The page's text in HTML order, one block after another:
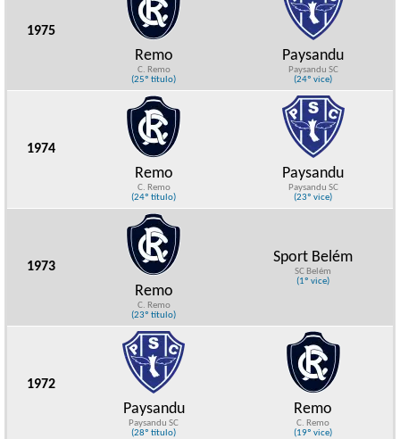
1975
Remo
C. Remo
(25º título)
Paysandu
Paysandu SC
(24º vice)
1974
Remo
C. Remo
(24º título)
Paysandu
Paysandu SC
(23º vice)
1973
Remo
C. Remo
(23º título)
Sport Belém
SC Belém
(1º vice)
1972
Paysandu
Paysandu SC
(28º título)
Remo
C. Remo
(19º vice)